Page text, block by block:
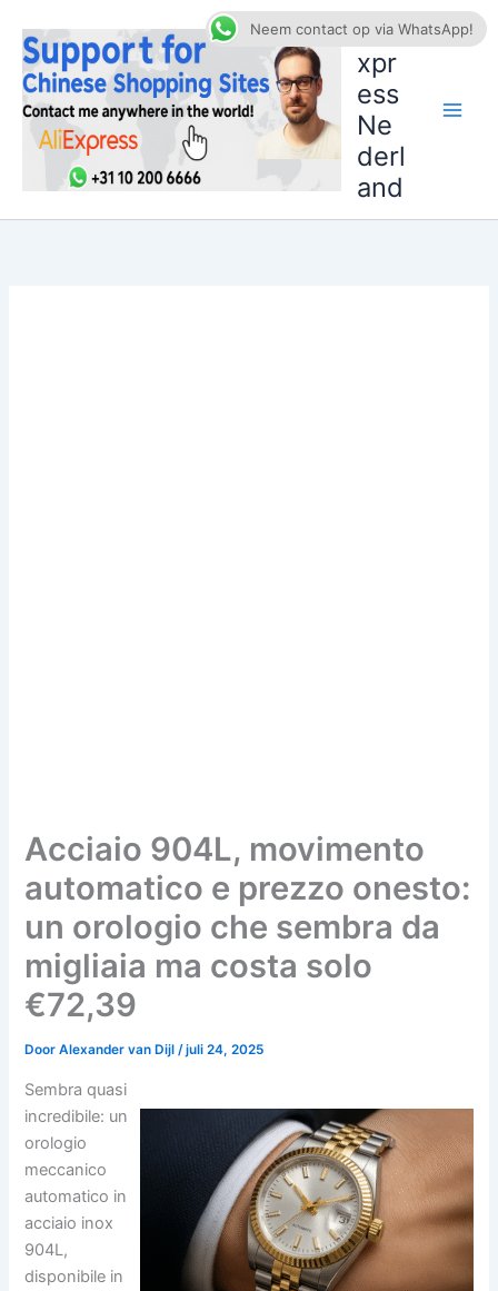
naar
inhoud
AliE
xpr
ess
Ne
derl
and
Acciaio 904L, movimento
automatico e prezzo onesto:
un orologio che sembra da
migliaia ma costa solo
€72,39
DoorAlexander van Dijl/juli 24, 2025
Sembra quasi
incredibile: un
orologio
meccanico
automatico in
acciaio inox
904L,
disponibile in
Neem contact op via WhatsApp!